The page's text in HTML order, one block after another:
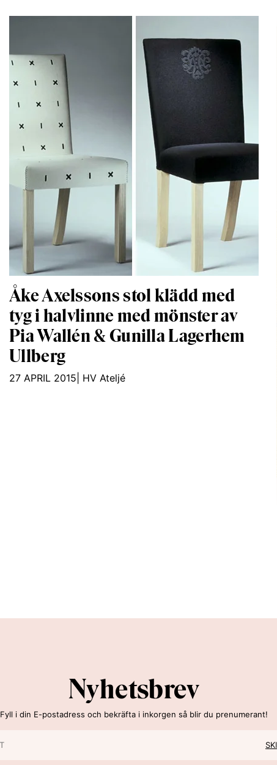
Åke Axelssons stol klädd med
tyg i halvlinne med mönster av
Pia Wallén & Gunilla Lagerhem
Ullberg
27 APRIL 2015 HV Ateljé
Nyhetsbrev
Fyll i din E-postadress och bekräfta i inkorgen så blir du prenumerant!